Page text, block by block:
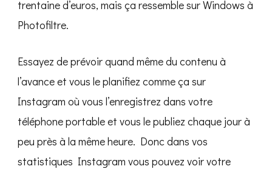
trentaine d’euros, mais ça ressemble sur Windows à
Photofiltre.
Essayez de prévoir quand même du contenu à
l’avance et vous le planifiez comme ça sur
Instagram où vous l’enregistrez dans votre
téléphone portable et vous le publiez chaque jour à
peu près à la même heure. Donc dans vos
statistiques Instagram vous pouvez voir votre